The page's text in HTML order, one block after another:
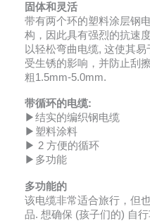
固体和灵活
带有两个环的塑料涂层钢
构，因此具有强烈的抗速
以轻松弯曲电缆, 这使其
受生锈的影响，并防止刮
粗1.5mm-5.0mm.
带循环的电缆:
▶结实的编织钢电缆
▶塑料涂料
▶ 2 方便的循环
▶多功能
多功能的
该电缆非常适合旅行，但
品. 想确保 (孩子们的) 自